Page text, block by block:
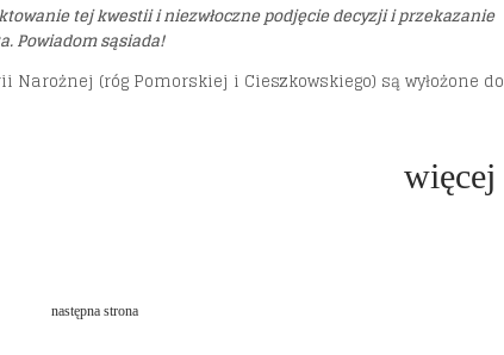
tej kwestii i niezwłoczne podjęcie decyzji i przekazanie
Powiadom sąsiada!
(róg Pomorskiej i Cieszkowskiego) są wyłożone do
więcej
następna strona